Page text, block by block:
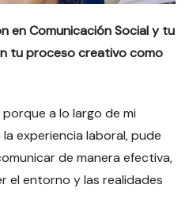
en Comunicación Social y tu
tu proceso creativo como
a lo largo de mi
experiencia laboral, pude
de manera efectiva,
el entorno y las realidades